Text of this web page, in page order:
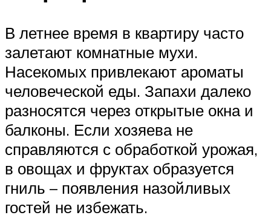
В летнее время в квартиру часто
залетают комнатные мухи.
Насекомых привлекают ароматы
человеческой еды. Запахи далеко
разносятся через открытые окна и
балконы. Если хозяева не
справляются с обработкой урожая,
в овощах и фруктах образуется
гниль – появления назойливых
гостей не избежать.